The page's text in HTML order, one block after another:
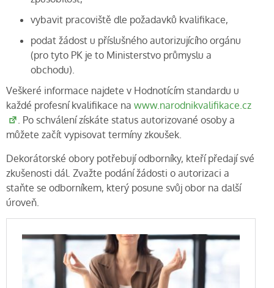
vybavit pracoviště dle požadavků kvalifikace,
podat žádost u příslušného autorizujícího orgánu
(pro tyto PK je to Ministerstvo průmyslu a
obchodu).
Veškeré informace najdete v Hodnotícím standardu u
každé profesní kvalifikace na www.narodnikvalifikace.cz
. Po schválení získáte status autorizované osoby a
můžete začít vypisovat termíny zkoušek.
Dekorátorské obory potřebují odborníky, kteří předají své
zkušenosti dál. Zvažte podání žádosti o autorizaci a
staňte se odborníkem, který posune svůj obor na další
úroveň.